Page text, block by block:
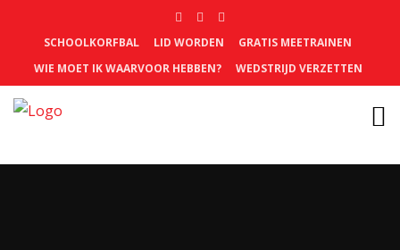
SCHOOLKORFBAL LID WORDEN
GRATIS MEETRAINEN
WIE MOET IK WAARVOOR HEBBEN?
WEDSTRIJD VERZETTEN